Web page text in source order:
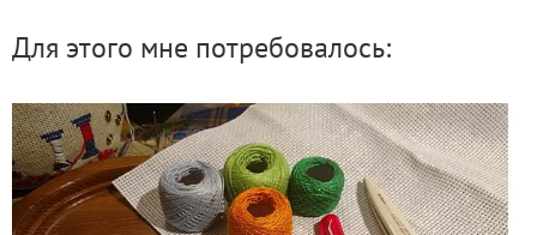
Для этого мне потребовалось: